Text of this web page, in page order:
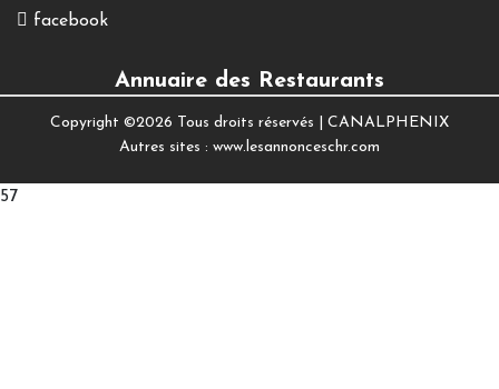
facebook
Annuaire des Restaurants
Copyright ©2026 Tous droits réservés | CANALPHENIX
Autres sites : www.lesannonceschr.com
57